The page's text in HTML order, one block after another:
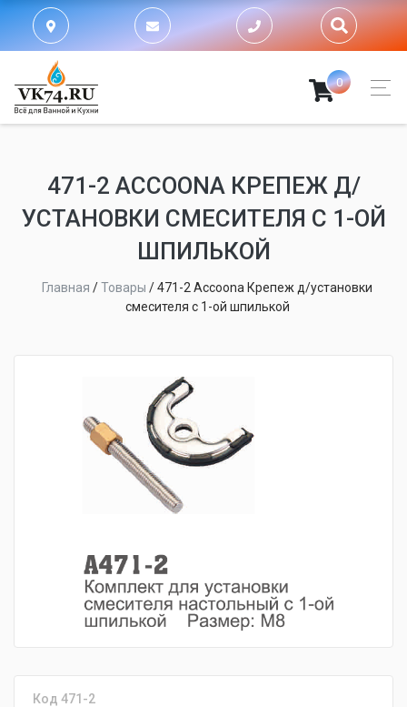
0
471-2 ACCOONA КРЕПЕЖ Д/
УСТАНОВКИ СМЕСИТЕЛЯ С 1-ОЙ
ШПИЛЬКОЙ
Главная /Товары /471-2 Accoona Крепеж д/установки
смесителя с 1-ой шпилькой
Код 471-2